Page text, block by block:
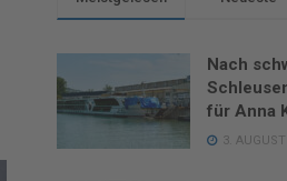
Nach
für Anna
3.